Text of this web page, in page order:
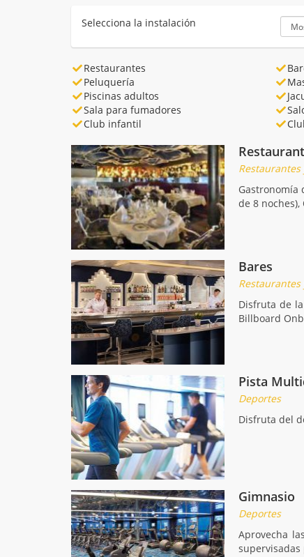
Selecciona la instalación
Restaurantes
Peluquería
Piscinas adultos
Sala para fumadores
Club infantil
Restaurantes
Gastronomía
de 8 noches),
Bares
Restaurantes
Disfruta de
Billboard
Pista
Deportes
Disfruta del
Gimnasio
Deportes
Aprovecha